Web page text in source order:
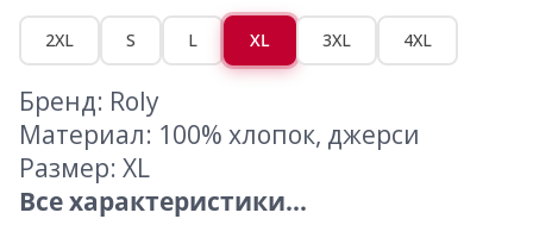
2XL S L XL 3XL 4XL
Бренд: Roly
Материал: 100% хлопок, джерси
Размер: XL
Все характеристики...